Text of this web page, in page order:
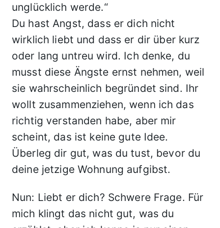
unglücklich werde.“
Du hast Angst, dass er dich nicht
wirklich liebt und dass er dir über kurz
oder lang untreu wird. Ich denke, du
musst diese Ängste ernst nehmen, weil
sie wahrscheinlich begründet sind. Ihr
wollt zusammenziehen, wenn ich das
richtig verstanden habe, aber mir
scheint, das ist keine gute Idee.
Überleg dir gut, was du tust, bevor du
deine jetzige Wohnung aufgibst.
Nun: Liebt er dich? Schwere Frage. Für
mich klingt das nicht gut, was du